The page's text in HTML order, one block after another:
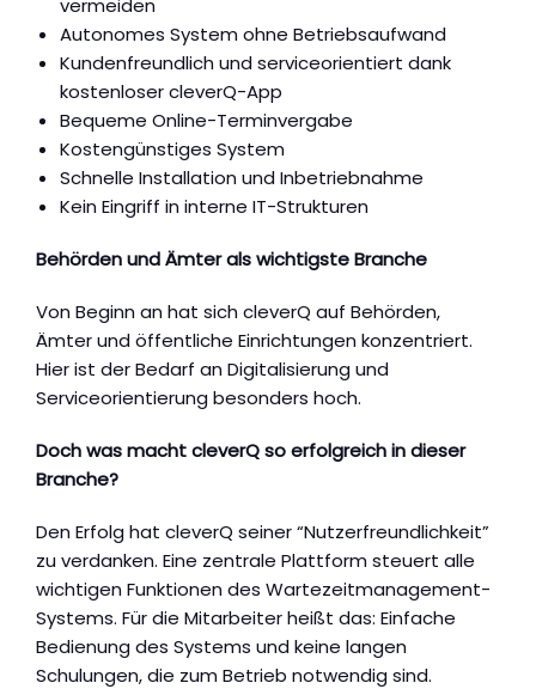
vermeiden
Autonomes System ohne Betriebsaufwand
Kundenfreundlich und serviceorientiert dank
kostenloser cleverQ-App
Bequeme Online-Terminvergabe
Kostengünstiges System
Schnelle Installation und Inbetriebnahme
Kein Eingriff in interne IT-Strukturen
Behörden und Ämter als wichtigste Branche
Von Beginn an hat sich cleverQ auf Behörden,
Ämter und öffentliche Einrichtungen konzentriert.
Hier ist der Bedarf an Digitalisierung und
Serviceorientierung besonders hoch.
Doch was macht cleverQ so erfolgreich in dieser
Branche?
Den Erfolg hat cleverQ seiner “Nutzerfreundlichkeit”
zu verdanken. Eine zentrale Plattform steuert alle
wichtigen Funktionen des Wartezeitmanagement-
Systems. Für die Mitarbeiter heißt das: Einfache
Bedienung des Systems und keine langen
Schulungen, die zum Betrieb notwendig sind.